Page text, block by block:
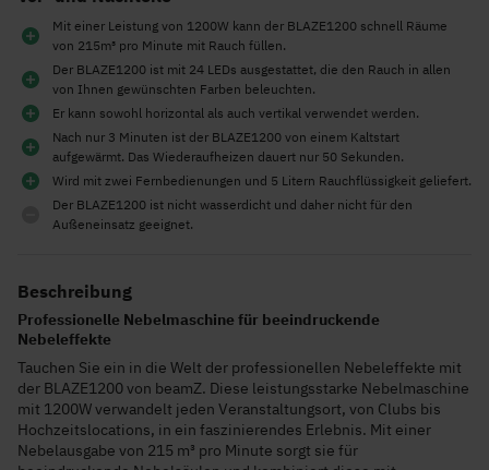
Beschreibung
Professionelle Nebelmaschine für beeindruckende
Nebeleffekte
Tauchen Sie ein in die Welt der professionellen Nebeleffekte mit
der BLAZE1200 von beamZ. Diese leistungsstarke Nebelmaschine
mit 1200W verwandelt jeden Veranstaltungsort, von Clubs bis
Hochzeitslocations, in ein faszinierendes Erlebnis. Mit einer
Nebelausgabe von 215 m³ pro Minute sorgt sie für
Mit einer Leistung von 1200W kann der BLAZE1200 schnell Räume
von 215m³ pro Minute mit Rauch füllen.
Der BLAZE1200 ist mit 24 LEDs ausgestattet, die den Rauch in allen
von Ihnen gewünschten Farben beleuchten.
Er kann sowohl horizontal als auch vertikal verwendet werden.
Nach nur 3 Minuten ist der BLAZE1200 von einem Kaltstart
aufgewärmt. Das Wiederaufheizen dauert nur 50 Sekunden.
Wird mit zwei Fernbedienungen und 5 Litern Rauchflüssigkeit geliefert.
Der BLAZE1200 ist nicht wasserdicht und daher nicht für den
Außeneinsatz geeignet.